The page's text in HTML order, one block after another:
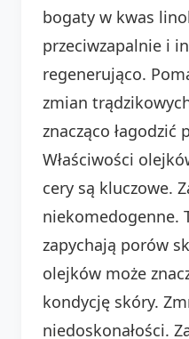
bogaty w kwas
przeciwzapalnie i
regenerująco.
zmian
znacząco łagodzić
Właściwości
cery są kluczowe.
niekomedogenne.
zapychają porów
olejków może
kondycję skóry.
niedoskonałości.